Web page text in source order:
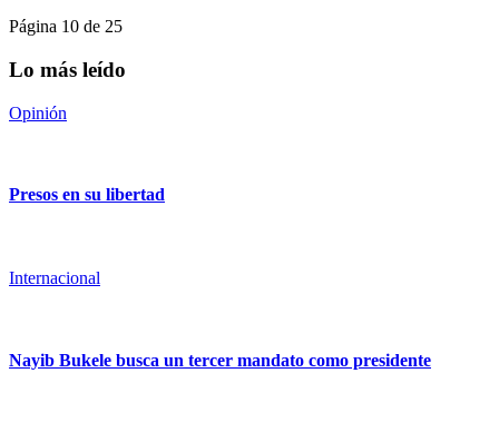
Página 10 de 25
Lo más leído
Opinión
Presos en su libertad
Internacional
Nayib Bukele busca un tercer mandato como presidente